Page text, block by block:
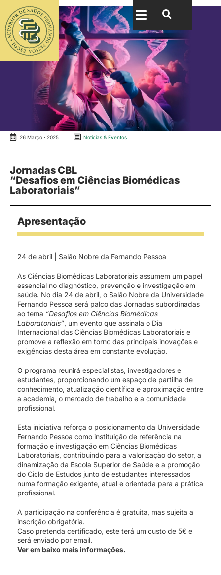
26 Março · 2025 Notícias & Eventos
Jornadas CBL
“Desafios em Ciências Biomédicas
Laboratoriais”
Apresentação
24 de abril | Salão Nobre da Fernando Pessoa
As Ciências Biomédicas Laboratoriais assumem um papel
essencial no diagnóstico, prevenção e investigação em
saúde. No dia 24 de abril, o Salão Nobre da Universidade
Fernando Pessoa será palco das Jornadas subordinadas
ao tema “Desafios em Ciências Biomédicas
Laboratoriais”, um evento que assinala o Dia
Internacional das Ciências Biomédicas Laboratoriais e
promove a reflexão em torno das principais inovações e
exigências desta área em constante evolução.
O programa reunirá especialistas, investigadores e
estudantes, proporcionando um espaço de partilha de
conhecimento, atualização científica e aproximação entre
a academia, o mercado de trabalho e a comunidade
profissional.
Esta iniciativa reforça o posicionamento da Universidade
Fernando Pessoa como instituição de referência na
formação e investigação em Ciências Biomédicas
Laboratoriais, contribuindo para a valorização do setor, a
dinamização da Escola Superior de Saúde e a promoção
do Ciclo de Estudos junto de estudantes interessados
numa formação exigente, atual e orientada para a prática
profissional.
A participação na conferência é gratuita, mas sujeita a
inscrição obrigatória.
Caso pretenda certificado, este terá um custo de 5€ e
será enviado por email.
Ver em baixo mais informações.